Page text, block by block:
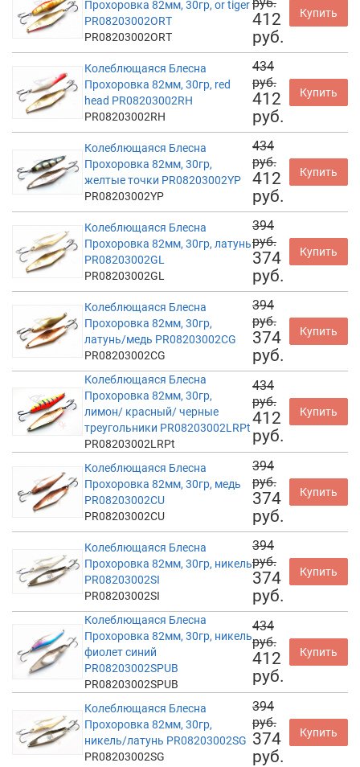
Прохоровка 82мм, 30гр, or tiger
PR08203002ORT
PR08203002ORT
412
руб.
Купить
Колеблющаяся Блесна
Прохоровка 82мм, 30гр, red
head PR08203002RH
PR08203002RH
434
руб.
412
руб.
Купить
Колеблющаяся Блесна
Прохоровка 82мм, 30гр,
желтые точки PR08203002YP
PR08203002YP
434
руб.
412
руб.
Купить
Колеблющаяся Блесна
Прохоровка 82мм, 30гр, латунь
PR08203002GL
PR08203002GL
394
руб.
374
руб.
Купить
Колеблющаяся Блесна
Прохоровка 82мм, 30гр,
латунь/медь PR08203002CG
PR08203002CG
394
руб.
374
руб.
Купить
Колеблющаяся Блесна
Прохоровка 82мм, 30гр,
лимон/ красный/ черные
треугольники PR08203002LRPt
PR08203002LRPt
434
руб.
412
руб.
Купить
Колеблющаяся Блесна
Прохоровка 82мм, 30гр, медь
PR08203002CU
PR08203002CU
394
руб.
374
руб.
Купить
Колеблющаяся Блесна
Прохоровка 82мм, 30гр, никель
PR08203002SI
PR08203002SI
394
руб.
374
руб.
Купить
Колеблющаяся Блесна
Прохоровка 82мм, 30гр, никель
фиолет синий
PR08203002SPUB
PR08203002SPUB
434
руб.
412
руб.
Купить
Колеблющаяся Блесна
Прохоровка 82мм, 30гр,
никель/латунь PR08203002SG
PR08203002SG
394
руб.
374
руб.
Купить